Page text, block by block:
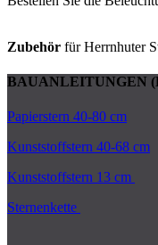
Zubehör für Herrnhuter
BAUANLEITUNGEN
Papierstern 40-80 cm
Kunststoffstern 40-68 cm
Kunststoffstern 13 cm
Sternenkette